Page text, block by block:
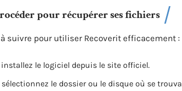
pour récupérer ses fichiers
suivre pour utiliser Recoverit efficacement :
installez le logiciel depuis le site officiel.
sélectionnez le dossier ou le disque où se